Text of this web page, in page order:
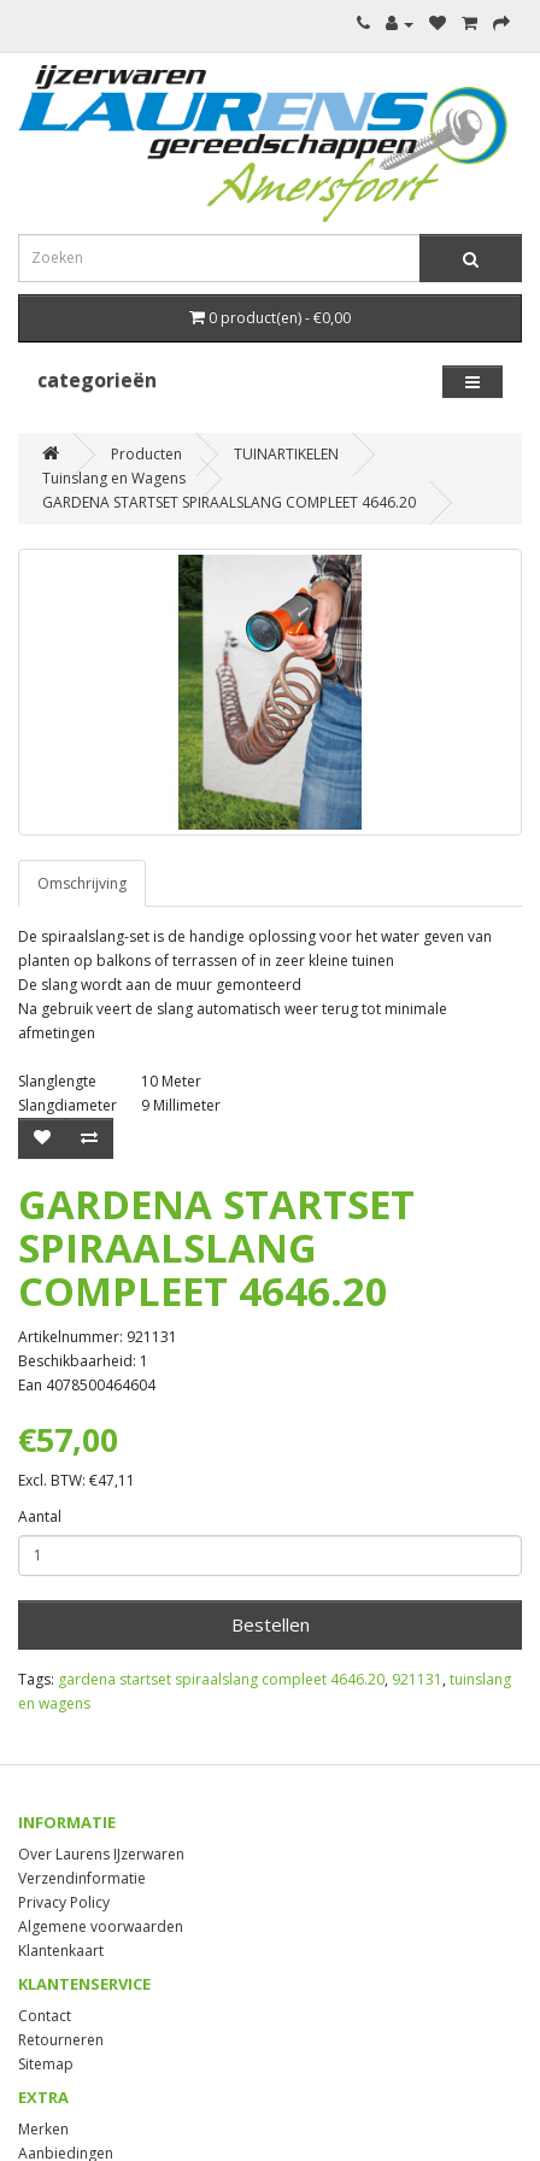
0 product(en) - €0,00
categorieën
Producten
TUINARTIKELEN
Tuinslang en Wagens
GARDENA STARTSET SPIRAALSLANG COMPLEET 4646.20
Omschrijving
De spiraalslang-set is de handige oplossing voor het water geven van
planten op balkons of terrassen of in zeer kleine tuinen
De slang wordt aan de muur gemonteerd
Na gebruik veert de slang automatisch weer terug tot minimale
afmetingen
Slanglengte
10 Meter
Slangdiameter
9 Millimeter
GARDENA STARTSET
SPIRAALSLANG
COMPLEET 4646.20
Artikelnummer: 921131
Beschikbaarheid: 1
Ean 4078500464604
€57,00
Excl. BTW: €47,11
Aantal
Bestellen
Tags: gardena startset spiraalslang compleet 4646.20, 921131 , tuinslang
en wagens
INFORMATIE
Over Laurens IJzerwaren
Verzendinformatie
Privacy Policy
Algemene voorwaarden
Klantenkaart
KLANTENSERVICE
Contact
Retourneren
Sitemap
EXTRA
Merken
Aanbiedingen